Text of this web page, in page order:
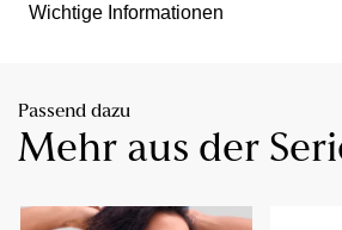
Wichtige Informationen
Passend dazu
Mehr aus der